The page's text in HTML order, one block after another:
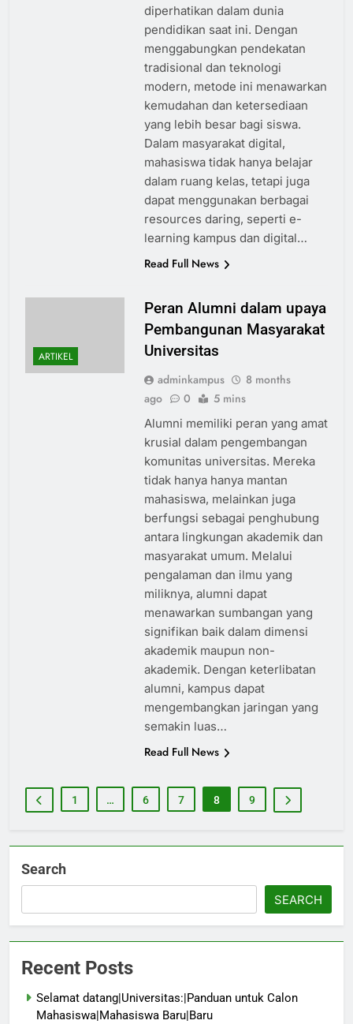
diperhatikan dalam dunia
pendidikan saat ini. Dengan
menggabungkan pendekatan
tradisional dan teknologi
modern, metode ini menawarkan
kemudahan dan ketersediaan
yang lebih besar bagi siswa.
Dalam masyarakat digital,
mahasiswa tidak hanya belajar
dalam ruang kelas, tetapi juga
dapat menggunakan berbagai
resources daring, seperti e-
learning kampus dan digital…
Read Full News
ARTIKEL
Peran Alumni dalam upaya
Pembangunan Masyarakat
Universitas
adminkampus
8 months
ago
0 5 mins
Alumni memiliki peran yang amat
krusial dalam pengembangan
komunitas universitas. Mereka
tidak hanya hanya mantan
mahasiswa, melainkan juga
berfungsi sebagai penghubung
antara lingkungan akademik dan
masyarakat umum. Melalui
pengalaman dan ilmu yang
miliknya, alumni dapat
menawarkan sumbangan yang
signifikan baik dalam dimensi
akademik maupun non-
akademik. Dengan keterlibatan
alumni, kampus dapat
mengembangkan jaringan yang
semakin luas…
Read Full News
1 … 6 7 8 9
Search
SEARCH
Recent Posts
Selamat datang|Universitas:|Panduan untuk Calon
Mahasiswa|Mahasiswa Baru|Baru